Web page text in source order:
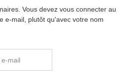
Vous devez vous connecter au
e-mail, plutôt qu'avec votre nom